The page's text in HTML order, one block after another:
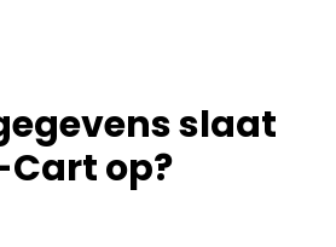
slaat
op?